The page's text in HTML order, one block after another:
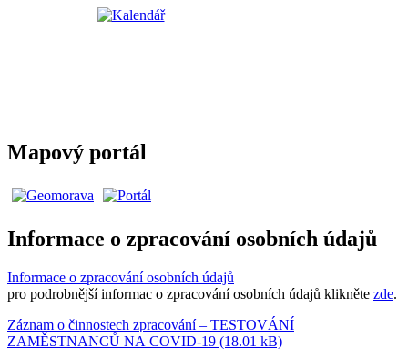
Mapový portál
Informace o zpracování osobních údajů
Informace o zpracování osobních údajů
pro podrobnější informac o zpracování osobních údajů klikněte zde.
Záznam o činnostech zpracování – TESTOVÁNÍ
ZAMĚSTNANCŮ NA COVID-19 (18.01 kB)